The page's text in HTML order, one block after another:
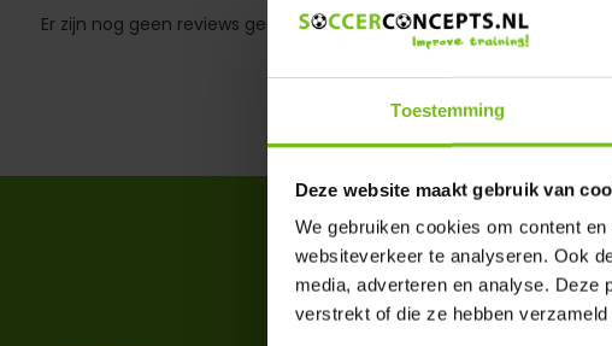
Toestemming
Deze website maakt gebruik van
We gebruiken cookies om content
websiteverkeer te analyseren. Ook
media, adverteren en analyse. Deze
verstrekt of die ze hebben
Er zijn nog geen reviews geschreven over dit product..